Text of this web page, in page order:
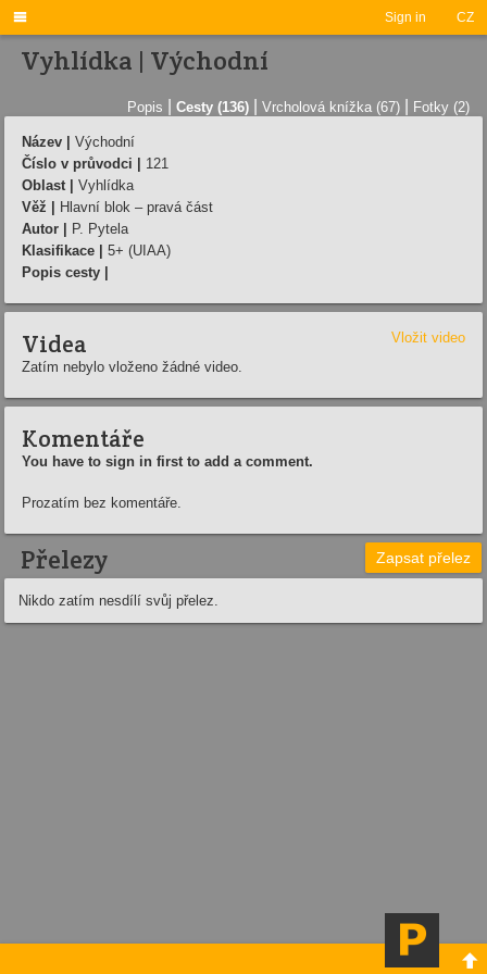
Sign in CZ

Vyhlídka | Východní
Popis Cesty (136) Vrcholová knížka (67) Fotky (2)
Název |
Východní
Číslo v průvodci |
121
Oblast |
Vyhlídka
Věž |
Hlavní blok – pravá část
Autor |
P. Pytela
Klasifikace |
5+ (UIAA)
Popis cesty |
Videa
Vložit video
Zatím nebylo vloženo žádné video.
Komentáře
You have to sign in first to add a comment.
Prozatím bez komentáře.
Přelezy Zapsat přelez
Nikdo zatím nesdílí svůj přelez.
